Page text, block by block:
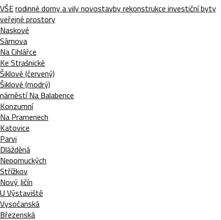
VŠErodinné domy a vilynovostavbyrekonstrukce investiční byty
veřejné prostory
Naskové
Sámova
Na Cihlářce
Ke Strašnické
Šiklové (červený)
Šiklové (modrý)
náměstí Na Balabence
Konzumní
Na Pramenech
Katovice
Parvi
Dlážděná
Nepomuckých
Střížkov
Nový Jičín
U Výstaviště
Vysočanská
Březenská